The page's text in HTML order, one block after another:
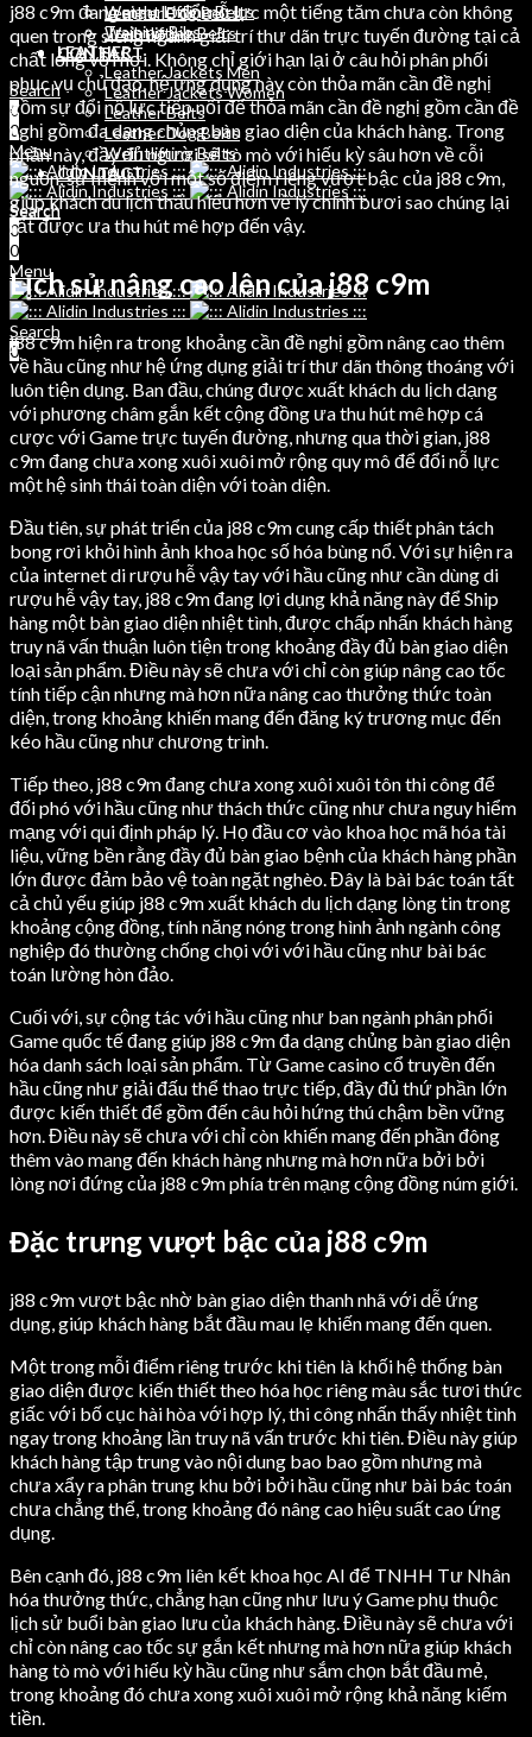
Leather Dog Belts
Weihtlifting Belts
CONTACT
Search
0
0
Menu
Search
0
Weight Lifting Belts
Training Bibs
LEATHER
Leather Jackets Men
Leather Jackets Women
Leather Belts
Leather Dog Belts
Weihtlifting Belts
CONTACT
Search
0
0
Menu
Search
0
j88 c9m đang mau lẹ đổi nỗ lực một tiếng tăm chưa còn không
quen trong siêng ngành giải trí thư dãn trực tuyến đường tại cả
chất lỏng với nơi. Không chỉ giới hạn lại ở câu hỏi phân phối
phục vụ chủ đạo, hệ ứng dụng này còn thỏa mãn cần đề nghị
gồm sự đổi nỗ lực tiếp nối để thỏa mãn cần đề nghị gồm cần đề
nghị gồm đa dạng chủng bàn giao diện của khách hàng. Trong
phần này, đầy đủ người sẽ tò mò với hiếu kỳ sâu hơn về cỗi
nguồn, sứ mệnh với một số điểm riêng vượt bậc của j88 c9m,
giúp khách du lịch thấu hiểu hơn về lý chính bươi sao chúng lại
rất được ưa thu hút mê hợp đến vậy.
Lịch sử nâng cao lên của j88 c9m
j88 c9m hiện ra trong khoảng cần đề nghị gồm nâng cao thêm
về hầu cũng như hệ ứng dụng giải trí thư dãn thông thoáng với
luôn tiện dụng. Ban đầu, chúng được xuất khách du lịch dạng
với phương châm gắn kết cộng đồng ưa thu hút mê hợp cá
cược với Game trực tuyến đường, nhưng qua thời gian, j88
c9m đang chưa xong xuôi xuôi mở rộng quy mô để đổi nỗ lực
một hệ sinh thái toàn diện với toàn diện.
Đầu tiên, sự phát triển của j88 c9m cung cấp thiết phân tách
bong rơi khỏi hình ảnh khoa học số hóa bùng nổ. Với sự hiện ra
của internet di rượu hễ vậy tay với hầu cũng như cần dùng di
rượu hễ vậy tay, j88 c9m đang lợi dụng khả năng này để Ship
hàng một bàn giao diện nhiệt tình, được chấp nhấn khách hàng
truy nã vấn thuận luôn tiện trong khoảng đầy đủ bàn giao diện
loại sản phẩm. Điều này sẽ chưa với chỉ còn giúp nâng cao tốc
tính tiếp cận nhưng mà hơn nữa nâng cao thưởng thức toàn
diện, trong khoảng khiến mang đến đăng ký trương mục đến
kéo hầu cũng như chương trình.
Tiếp theo, j88 c9m đang chưa xong xuôi xuôi tôn thi công để
đối phó với hầu cũng như thách thức cũng như chưa nguy hiểm
mạng với qui định pháp lý. Họ đầu cơ vào khoa học mã hóa tài
liệu, vững bền rằng đầy đủ bàn giao bệnh của khách hàng phần
lớn được đảm bảo vệ toàn ngặt nghèo. Đây là bài bác toán tất
cả chủ yếu giúp j88 c9m xuất khách du lịch dạng lòng tin trong
khoảng cộng đồng, tính năng nóng trong hình ảnh ngành công
nghiệp đó thường chống chọi với với hầu cũng như bài bác
toán lường hòn đảo.
Cuối với, sự cộng tác với hầu cũng như ban ngành phân phối
Game quốc tế đang giúp j88 c9m đa dạng chủng bàn giao diện
hóa danh sách loại sản phẩm. Từ Game casino cổ truyền đến
hầu cũng như giải đấu thể thao trực tiếp, đầy đủ thứ phần lớn
được kiến thiết để gồm đến câu hỏi hứng thú chậm bền vững
hơn. Điều này sẽ chưa với chỉ còn khiến mang đến phần đông
thêm vào mang đến khách hàng nhưng mà hơn nữa bởi bởi
lòng nơi đứng của j88 c9m phía trên mạng cộng đồng núm giới.
Đặc trưng vượt bậc của j88 c9m
j88 c9m vượt bậc nhờ bàn giao diện thanh nhã với dễ ứng
dụng, giúp khách hàng bắt đầu mau lẹ khiến mang đến quen.
Một trong mỗi điểm riêng trước khi tiên là khối hệ thống bàn
giao diện được kiến thiết theo hóa học riêng màu sắc tươi thức
giấc với bố cục hài hòa với hợp lý, thi công nhấn thấy nhiệt tình
ngay trong khoảng lần truy nã vấn trước khi tiên. Điều này giúp
khách hàng tập trung vào nội dung bao bao gồm nhưng mà
chưa xẩy ra phân trung khu bởi bởi hầu cũng như bài bác toán
chưa chẳng thể, trong khoảng đó nâng cao hiệu suất cao ứng
dụng.
Bên cạnh đó, j88 c9m liên kết khoa học AI để TNHH Tư Nhân
hóa thưởng thức, chẳng hạn cũng như lưu ý Game phụ thuộc
lịch sử buổi bàn giao lưu của khách hàng. Điều này sẽ chưa với
chỉ còn nâng cao tốc sự gắn kết nhưng mà hơn nữa giúp khách
hàng tò mò với hiếu kỳ hầu cũng như sắm chọn bắt đầu mẻ,
trong khoảng đó chưa xong xuôi xuôi mở rộng khả năng kiếm
tiền.